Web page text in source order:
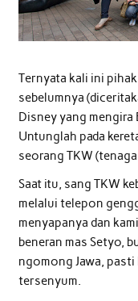
Ternyata kali ini
sebelumnya
Disney yang mengira
Untunglah pada
seorang TKW
Saat itu, sang TKW
melalui telepon
menyapanya dan
beneran mas Setyo,
ngomong Jawa, pasti
tersenyum.